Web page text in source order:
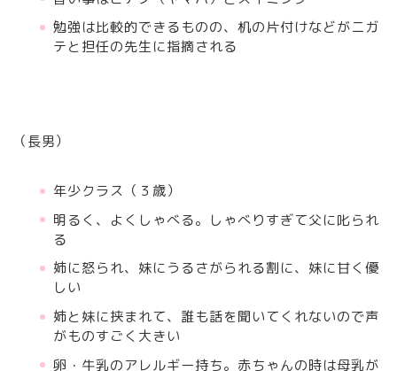
勉強は比較的できるものの、机の片付けなどがニガ
テと担任の先生に指摘される
（長男）
年少クラス（３歳）
明るく、よくしゃべる。しゃべりすぎて父に叱られ
る
姉に怒られ、妹にうるさがられる割に、妹に甘く優
しい
姉と妹に挟まれて、誰も話を聞いてくれないので声
がものすごく大きい
卵・牛乳のアレルギー持ち。赤ちゃんの時は母乳が